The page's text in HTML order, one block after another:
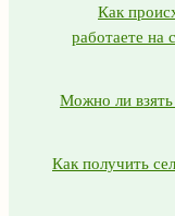
Как
работаете на
Можно ли взять
Как получить